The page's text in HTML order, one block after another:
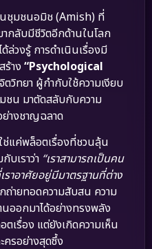
นชุมชนอมิช (Amish) ที่
กลับมีชีวิตอีกด้านในโลก
วงรู้ การดำเนินเรื่องมี
ร้าง “Psychological
วิทยา ผู้กำกับใช้ความเงียบ
ชน มาตัดสลับกับความ
ย่างชาญฉลาด
ช่แค่พล็อตเรื่องที่ชวนลุ้น
บเราว่า “เราสามารถเป็นคน
ราอาศัยอยู่มีมาตรฐานที่ต่าง
ถ่ายทอดความสับสน ความ
นออกมาได้อย่างทรงพลัง
เรื่อง แต่ยังเกิดความเห็น
ครอย่างสุดซึ้ง